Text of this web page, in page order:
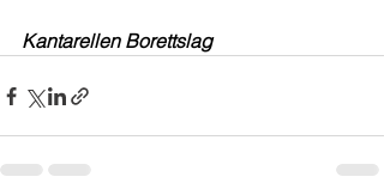
Kantarellen Borettslag